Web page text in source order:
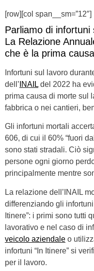
[row][col span__sm=”12″]
Parliamo di
La Relazione
che è la prima
Infortuni sul lavoro
dell’ INAIL del 2022 ha
prima causa di morte sul
fabbrica o nei cantieri,
Gli infortuni mortali
606, di cui il 60% “fuori
sono stati stradali. Ciò
persone ogni giorno
principalmente mentre
La relazione dell’INAIL
differenziando gli infortuni
Itinere”: i primi sono tutti
lavorativo e nel caso di
veicolo aziendale o
infortuni “In Itinere” si
per il lavoro.